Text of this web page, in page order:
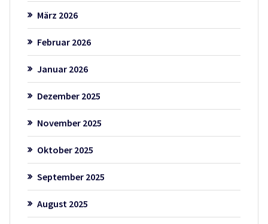
März 2026
Februar 2026
Januar 2026
Dezember 2025
November 2025
Oktober 2025
September 2025
August 2025